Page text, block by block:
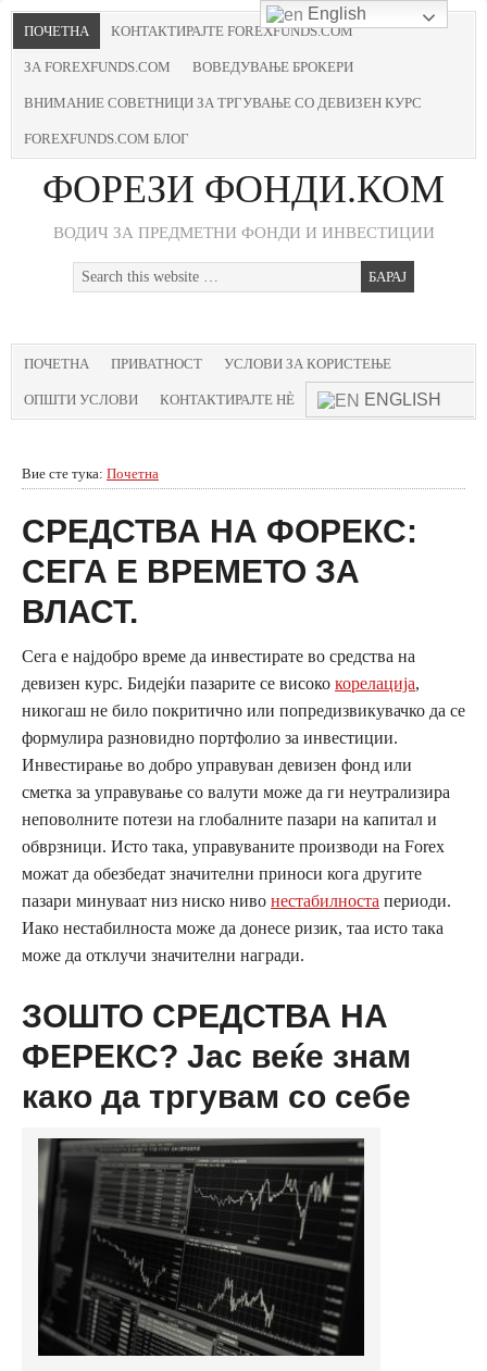
ПОЧЕТНА КОНТАКТИРАЈТЕ FOREXFUNDS.COM
ЗА FOREXFUNDS.COM ВОВЕДУВАЊЕ БРОКЕРИ
ВНИМАНИЕ СОВЕТНИЦИ ЗА ТРГУВАЊЕ СО ДЕВИЗЕН КУРС
FOREXFUNDS.COM БЛОГ
ФОРЕЗИ ФОНДИ.КОМ
ВОДИЧ ЗА ПРЕДМЕТНИ ФОНДИ И ИНВЕСТИЦИИ
ПОЧЕТНА ПРИВАТНОСТ УСЛОВИ ЗА КОРИСТЕЊЕ
ОПШТИ УСЛОВИ КОНТАКТИРАЈТЕ НЀ ENGLISH
Вие сте тука: Почетна
СРЕДСТВА НА ФОРЕКС:
СЕГА Е ВРЕМЕТО ЗА
ВЛАСТ.
Сега е најдобро време да инвестирате во средства на
девизен курс. Бидејќи пазарите се високо корелација,
никогаш не било покритично или попредизвикувачко да се
формулира разновидно портфолио за инвестиции.
Инвестирање во добро управуван девизен фонд или
сметка за управување со валути може да ги неутрализира
неповолните потези на глобалните пазари на капитал и
обврзници. Исто така, управуваните производи на Forex
можат да обезбедат значителни приноси кога другите
пазари минуваат низ ниско ниво нестабилноста периоди.
Иако нестабилноста може да донесе ризик, таа исто така
може да отклучи значителни награди.
ЗОШТО СРЕДСТВА НА
ФЕРЕКС? Јас веќе знам
како да тргувам со себе
English